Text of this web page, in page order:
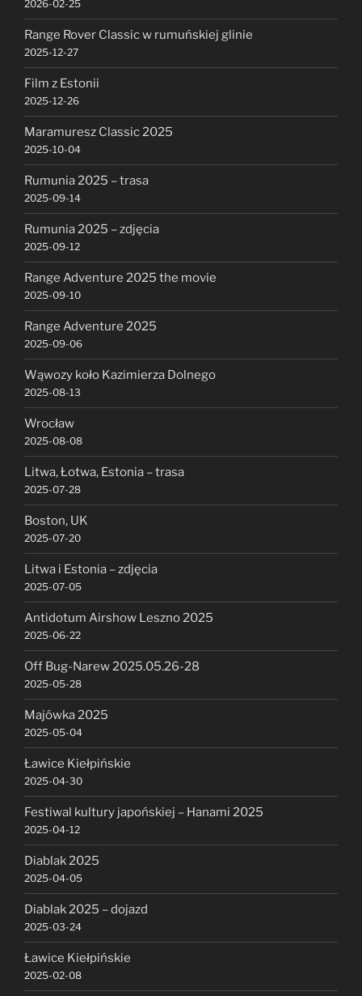
2026-02-25
Range Rover Classic w rumuńskiej glinie
2025-12-27
Film z Estonii
2025-12-26
Maramuresz Classic 2025
2025-10-04
Rumunia 2025 – trasa
2025-09-14
Rumunia 2025 – zdjęcia
2025-09-12
Range Adventure 2025 the movie
2025-09-10
Range Adventure 2025
2025-09-06
Wąwozy koło Kazimierza Dolnego
2025-08-13
Wrocław
2025-08-08
Litwa, Łotwa, Estonia – trasa
2025-07-28
Boston, UK
2025-07-20
Litwa i Estonia – zdjęcia
2025-07-05
Antidotum Airshow Leszno 2025
2025-06-22
Off Bug-Narew 2025.05.26-28
2025-05-28
Majówka 2025
2025-05-04
Ławice Kiełpińskie
2025-04-30
Festiwal kultury japońskiej – Hanami 2025
2025-04-12
Diablak 2025
2025-04-05
Diablak 2025 – dojazd
2025-03-24
Ławice Kiełpińskie
2025-02-08